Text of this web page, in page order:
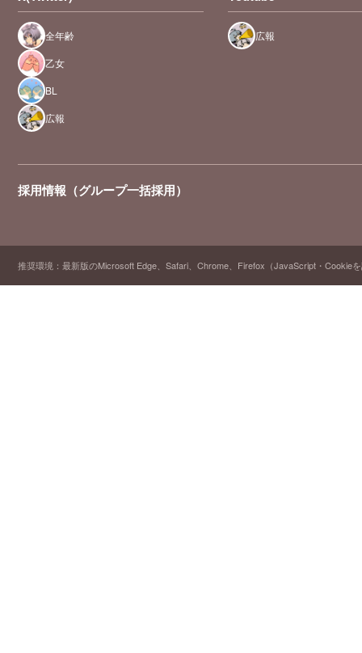
全年齢
乙女
BL
広報
広報
採用情報（グループ一括採用）
推奨環境：最新版のMicrosoft Edge、Safari、Chrome、Firefox（JavaScript・Cookie